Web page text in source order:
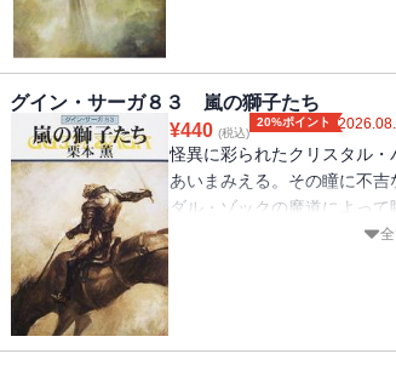
グイン・サーガ８３ 嵐の獅子たち
¥440 (税込)
20%ポイント
怪異に彩られたクリスタル
あいまみえる。その瞳に不
ダル・ゾックの魔道によっ
ざめて、グインに関する予